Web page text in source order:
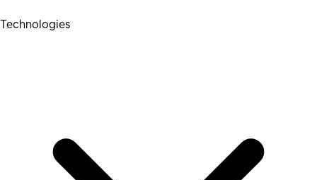
Technologies